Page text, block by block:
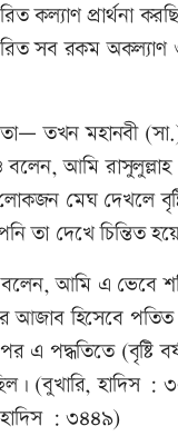
কল্যাণ প্রার্থনা
সব রকম
তখন মহানবী
আমি রাসুলুল্লাহ
মেঘ দেখলে
তা দেখে চিন্তিত
আমি এ ভেবে
হিসেবে পতিত
এ পদ্ধতিতে (বৃষ্টি
(বুখারি, হাদিস :
: ৩৪৪৯)